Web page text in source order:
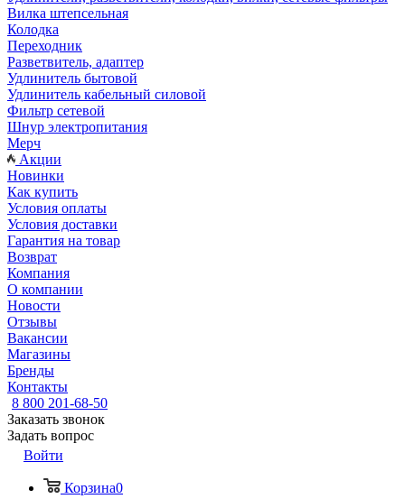
Вилка штепсельная
Колодка
Переходник
Разветвитель, адаптер
Удлинитель бытовой
Удлинитель кабельный силовой
Фильтр сетевой
Шнур электропитания
Мерч
Акции
Новинки
Как купить
Условия оплаты
Условия доставки
Гарантия на товар
Возврат
Компания
О компании
Новости
Отзывы
Вакансии
Магазины
Бренды
Контакты
8 800 201-68-50
Заказать звонок
Задать вопрос
Войти
Корзина0